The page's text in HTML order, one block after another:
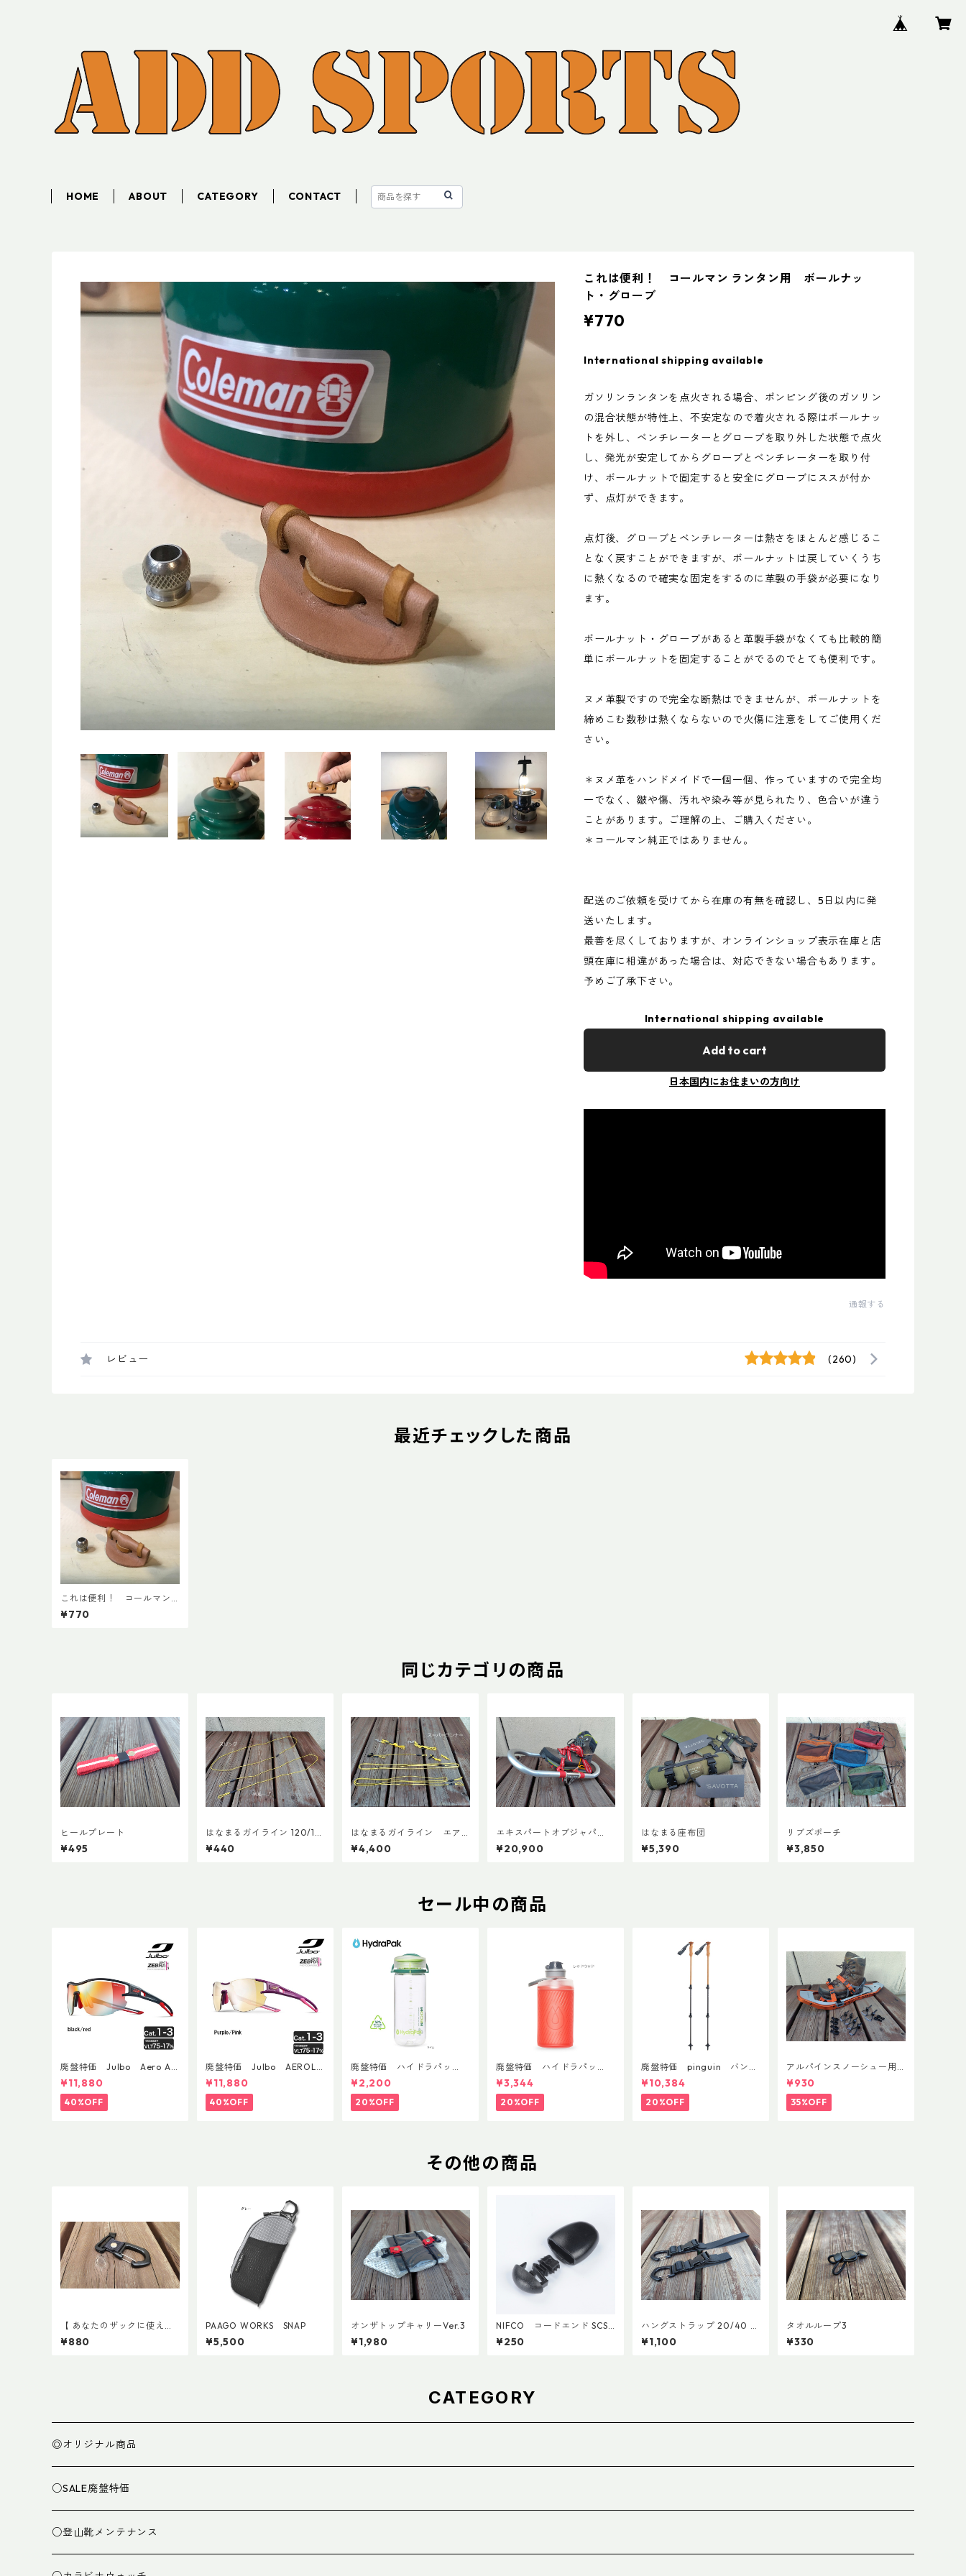
HOME ABOUT CATEGORY CONTACT
これは便利！ コールマン ランタン用 ボールナッ
ト・グローブ
¥770
International shipping available
ガソリンランタンを点火される場合、ポンピング後のガソリン
の混合状態が特性上、不安定なので着火される際はボールナッ
トを外し、ベンチレーターとグローブを取り外した状態で点火
し、発光が安定してからグローブとベンチレーターを取り付
け、ボールナットで固定すると安全にグローブにススが付か
ず、点灯ができます。
点灯後、グローブとベンチレーターは熱さをほとんど感じるこ
となく戻すことができますが、ボールナットは戻していくうち
に熱くなるので確実な固定をするのに革製の手袋が必要になり
ます。
ボールナット・グローブがあると革製手袋がなくても比較的簡
単にボールナットを固定することがでるのでとても便利です。
ヌメ革製ですので完全な断熱はできませんが、ボールナットを
締めこむ数秒は熱くならないので火傷に注意をしてご使用くだ
さい。
＊ヌメ革をハンドメイドで一個一個、作っていますので完全均
一でなく、皺や傷、汚れや染み等が見られたり、色合いが違う
ことがあります。ご理解の上、ご購入ください。
＊コールマン純正ではありません。
配送のご依頼を受けてから在庫の有無を確認し、5日以内に発
送いたします。
最善を尽くしておりますが、オンラインショップ表示在庫と店
頭在庫に相違があった場合は、対応できない場合もあります。
予めご了承下さい。
International shipping available
Add to cart
日本国内にお住まいの方向け
通報する
レビュー (260)
最近チェックした商品
これは便利！ コールマン
ランタン用 ボールナッ
ト・グローブ
¥770
同じカテゴリの商品
ヒールプレート
¥495
はなまるガイライン 120/18
0
¥440
はなまるガイライン エア
ライズ張り綱セット
¥4,400
エキスパートオブジャパ
ン スノーシューズL ADD
カスタムVer.5
¥20,900
はなまる座布団
¥5,390
リブズポーチ
¥3,850
セール中の商品
廃盤特価 Julbo Aero Asi
anFit
¥11,880
40%OFF
廃盤特価 Julbo AEROLIT
E AsianFit
¥11,880
40%OFF
廃盤特価 ハイドラパッ
ク リーコン ツイスト＆シ
ップ 500ml
¥2,200
20%OFF
廃盤特価 ハイドラパッ
ク フラックス 750ml
¥3,344
20%OFF
廃盤特価 pinguin バンブ
ーFLフォーム(ペア)
¥10,384
20%OFF
アルパインスノーシュー用
ストラップキャッチ(ペア)
¥930
35%OFF
その他の商品
【 あなたのザックに使える
】キャッチ7
¥880
PAAGO WORKS SNAP
¥5,500
オンザトップキャリーVer.3
¥1,980
NIFCO コードエンド SCS2
(5個入り)
¥250
ハングストラップ 20/40 (1
本)
¥1,100
タオルループ3
¥330
CATEGORY
◎オリジナル商品
○SALE廃盤特価
○登山靴メンテナンス